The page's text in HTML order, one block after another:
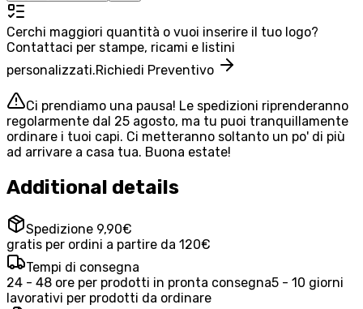
Cerchi maggiori quantità o vuoi inserire il tuo logo?
Contattaci per stampe, ricami e listini
personalizzati.Richiedi Preventivo
Ci prendiamo una pausa! Le spedizioni riprenderanno
regolarmente dal 25 agosto, ma tu puoi tranquillamente
ordinare i tuoi capi. Ci metteranno soltanto un po' di più
ad arrivare a casa tua. Buona estate!
Additional details
Spedizione 9,90€
gratis per ordini a partire da 120€
Tempi di consegna
24 - 48 ore per prodotti in pronta consegna5 - 10 giorni
lavorativi per prodotti da ordinare